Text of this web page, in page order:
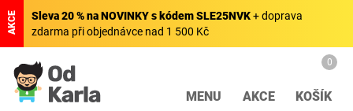
AKCE Sleva 20 % na NOVINKY s kódem SLE25NVK+ doprava
zdarma při objednávce nad 1 500 Kč
MENU AKCE
0
KOŠÍK